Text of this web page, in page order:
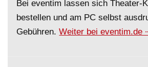
Bei eventim lassen sich Theater-
bestellen und am PC selbst
Gebühren.Weiter bei eventim.de